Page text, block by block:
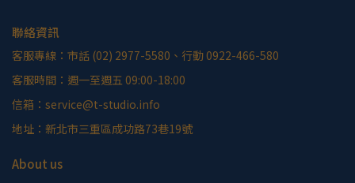
聯絡資訊
客服專線：市話 (02) 2977-5580、行動 0922-466-580
客服時間：週一至週五 09:00-18:00
信箱：service@t-studio.info
地址：新北市三重區成功路73巷19號
About us